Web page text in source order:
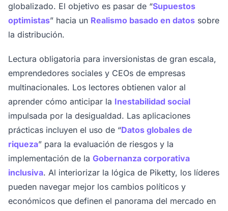
globalizado. El objetivo es pasar de “Supuestos
optimistas” hacia un Realismo basado en datos sobre
la distribución.
Lectura obligatoria para inversionistas de gran escala,
emprendedores sociales y CEOs de empresas
multinacionales. Los lectores obtienen valor al
aprender cómo anticipar la Inestabilidad social
impulsada por la desigualdad. Las aplicaciones
prácticas incluyen el uso de “Datos globales de
riqueza” para la evaluación de riesgos y la
implementación de la Gobernanza corporativa
inclusiva. Al interiorizar la lógica de Piketty, los líderes
pueden navegar mejor los cambios políticos y
económicos que definen el panorama del mercado en